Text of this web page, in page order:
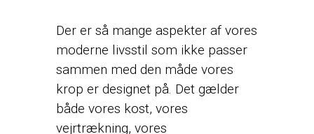
Der er så mange aspekter af vores
moderne livsstil som ikke passer
sammen med den måde vores
krop er designet på. Det gælder
både vores kost, vores
vejrtrækning, vores